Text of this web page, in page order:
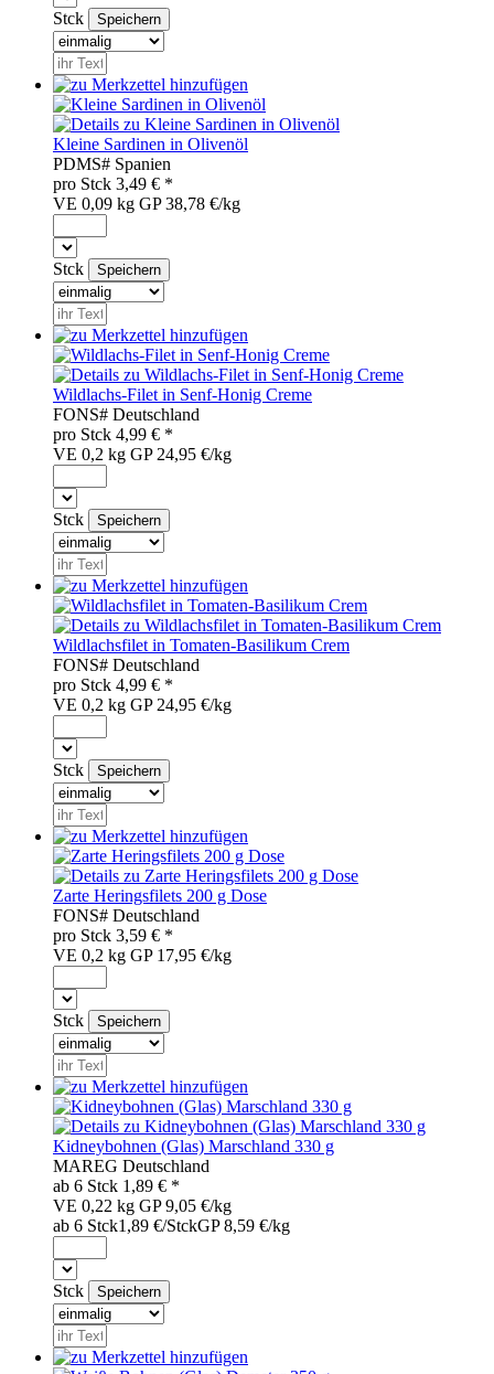
Stck
Kleine Sardinen in Olivenöl
PDMS# Spanien
pro Stck 3,49 € *
VE 0,09 kg GP 38,78 €/kg
Stck
Wildlachs-Filet in Senf-Honig Creme
FONS# Deutschland
pro Stck 4,99 € *
VE 0,2 kg GP 24,95 €/kg
Stck
Wildlachsfilet in Tomaten-Basilikum Crem
FONS# Deutschland
pro Stck 4,99 € *
VE 0,2 kg GP 24,95 €/kg
Stck
Zarte Heringsfilets 200 g Dose
FONS# Deutschland
pro Stck 3,59 € *
VE 0,2 kg GP 17,95 €/kg
Stck
Kidneybohnen (Glas) Marschland 330 g
MAREG Deutschland
ab 6 Stck 1,89 € *
VE 0,22 kg GP 9,05 €/kg
ab 6 Stck1,89 €/StckGP 8,59 €/kg
Stck